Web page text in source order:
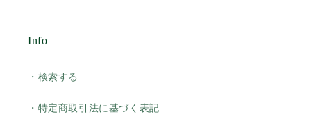
Info
・検索する
・特定商取引法に基づく表記